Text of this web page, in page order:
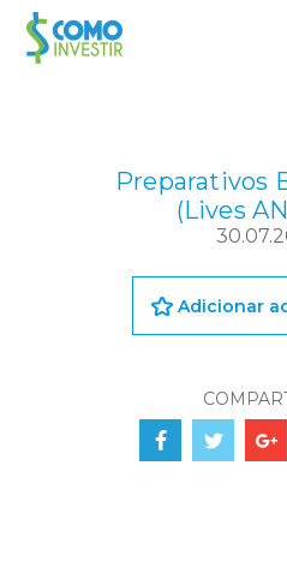
Preparativos
(Lives
Adicionar